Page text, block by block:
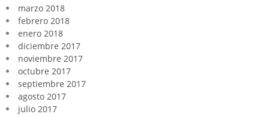
marzo 2018
febrero 2018
enero 2018
diciembre 2017
noviembre 2017
octubre 2017
septiembre 2017
agosto 2017
julio 2017